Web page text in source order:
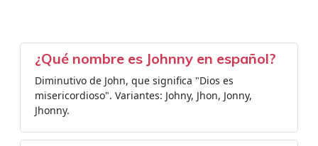
¿Qué nombre es Johnny en español?
Diminutivo de John, que significa "Dios es
misericordioso". Variantes: Johny, Jhon, Jonny,
Jhonny.